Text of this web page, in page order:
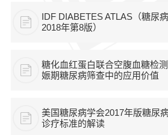
IDF DIABETES ATLAS（糖尿
2018年第8版）
糖化血红蛋白联合空腹血糖检
娠期糖尿病筛查中的应用价值
美国糖尿病学会2017年版糖尿
诊疗标准的解读